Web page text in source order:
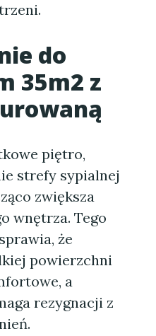
do
35m2 z
piętro,
strefy sypialnej
zwiększa
wnętrza. Tego
że
powierzchni
a
rezygnacji z